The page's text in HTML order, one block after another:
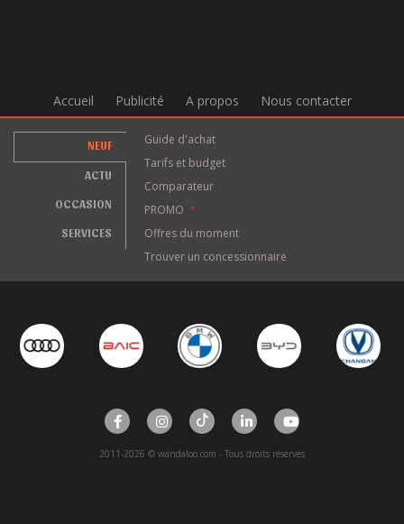
Accueil Publicité A propos Nous contacter
NEUF
ACTU
OCCASION
SERVICES
Guide d'achat
Tarifs et budget
Comparateur
PROMO
*
Offres du moment
Trouver un concessionnaire
2011-2026 © wandaloo.com - Tous droits réservés